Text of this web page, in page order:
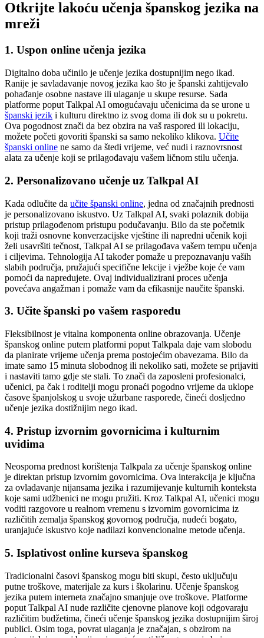
Otkrijte lakoću učenja španskog jezika na
mreži
1. Uspon online učenja jezika
Digitalno doba učinilo je učenje jezika dostupnijim nego ikad.
Ranije je savladavanje novog jezika kao što je španski zahtijevalo
pohađanje osobne nastave ili ulaganje u skupe resurse. Sada
platforme poput Talkpal AI omogućavaju učenicima da se urone u
španski jezik i kulturu direktno iz svog doma ili dok su u pokretu.
Ova pogodnost znači da bez obzira na vaš raspored ili lokaciju,
možete početi govoriti španski sa samo nekoliko klikova. Učite
španski online ne samo da štedi vrijeme, već nudi i raznovrsnost
alata za učenje koji se prilagođavaju vašem ličnom stilu učenja.
2. Personalizovano učenje uz Talkpal AI
Kada odlučite da učite španski online, jedna od značajnih prednosti
je personalizovano iskustvo. Uz Talkpal AI, svaki polaznik dobija
pristup prilagođenom pristupu podučavanju. Bilo da ste početnik
koji traži osnovne konverzacijske vještine ili napredni učenik koji
želi usavršiti tečnost, Talkpal AI se prilagođava vašem tempu učenja
i ciljevima. Tehnologija AI također pomaže u prepoznavanju vaših
slabih područja, pružajući specifične lekcije i vježbe koje će vam
pomoći da napredujete. Ovaj individualizirani proces učenja
povećava angažman i pomaže vam da efikasnije naučite španski.
3. Učite španski po vašem rasporedu
Fleksibilnost je vitalna komponenta online obrazovanja. Učenje
španskog online putem platformi poput Talkpala daje vam slobodu
da planirate vrijeme učenja prema postojećim obavezama. Bilo da
imate samo 15 minuta slobodnog ili nekoliko sati, možete se prijaviti
i nastaviti tamo gdje ste stali. To znači da zaposleni profesionalci,
učenici, pa čak i roditelji mogu pronaći pogodno vrijeme da uklope
časove španjolskog u svoje užurbane rasporede, čineći dosljedno
učenje jezika dostižnijim nego ikad.
4. Pristup izvornim govornicima i kulturnim
uvidima
Neosporna prednost korištenja Talkpala za učenje španskog online
je direktan pristup izvornim govornicima. Ova interakcija je ključna
za ovladavanje nijansama jezika i razumijevanje kulturnih konteksta
koje sami udžbenici ne mogu pružiti. Kroz Talkpal AI, učenici mogu
voditi razgovore u realnom vremenu s izvornim govornicima iz
različitih zemalja španskog govornog područja, nudeći bogato,
uranjajuće iskustvo koje nadilazi konvencionalne metode učenja.
5. Isplativost online kurseva španskog
Tradicionalni časovi španskog mogu biti skupi, često uključuju
putne troškove, materijale za kurs i školarinu. Učenje španskog
jezika putem interneta značajno smanjuje ove troškove. Platforme
poput Talkpal AI nude različite cjenovne planove koji odgovaraju
različitim budžetima, čineći učenje španskog jezika dostupnijim široj
publici. Osim toga, povrat ulaganja je značajan, s obzirom na